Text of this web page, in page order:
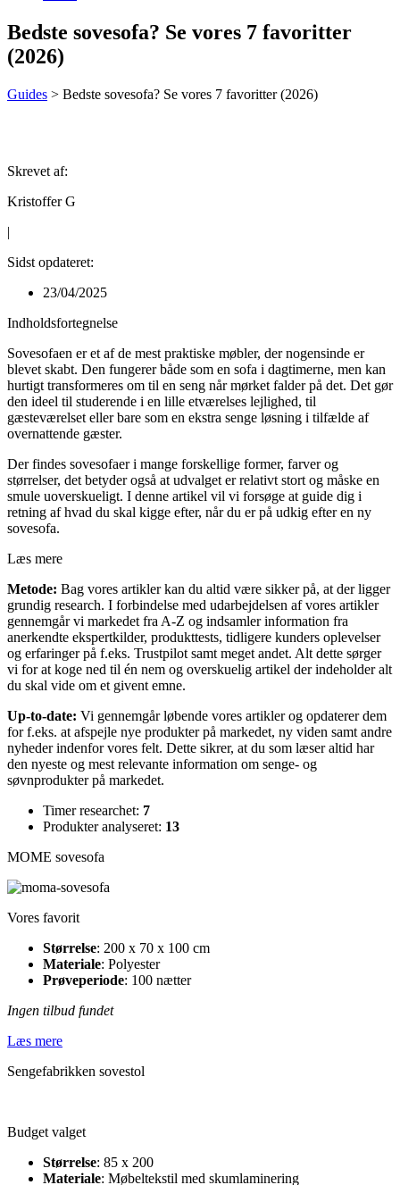
Bedste sovesofa? Se vores 7 favoritter
(2026)
Guides > Bedste sovesofa? Se vores 7 favoritter (2026)
Skrevet af:
Kristoffer G
|
Sidst opdateret:
23/04/2025
Indholdsfortegnelse
Sovesofaen er et af de mest praktiske møbler, der nogensinde er
blevet skabt. Den fungerer både som en sofa i dagtimerne, men kan
hurtigt transformeres om til en seng når mørket falder på det. Det gør
den ideel til studerende i en lille etværelses lejlighed, til
gæsteværelset eller bare som en ekstra senge løsning i tilfælde af
overnattende gæster.
Der findes sovesofaer i mange forskellige former, farver og
størrelser, det betyder også at udvalget er relativt stort og måske en
smule uoverskueligt. I denne artikel vil vi forsøge at guide dig i
retning af hvad du skal kigge efter, når du er på udkig efter en ny
sovesofa.
Læs mere
Metode: Bag vores artikler kan du altid være sikker på, at der ligger
grundig research. I forbindelse med udarbejdelsen af vores artikler
gennemgår vi markedet fra A-Z og indsamler information fra
anerkendte ekspertkilder, produkttests, tidligere kunders oplevelser
og erfaringer på f.eks. Trustpilot samt meget andet. Alt dette sørger
vi for at koge ned til én nem og overskuelig artikel der indeholder alt
du skal vide om et givent emne.
Up-to-date: Vi gennemgår løbende vores artikler og opdaterer dem
for f.eks. at afspejle nye produkter på markedet, ny viden samt andre
nyheder indenfor vores felt. Dette sikrer, at du som læser altid har
den nyeste og mest relevante information om senge- og
søvnprodukter på markedet.
Timer researchet: 7
Produkter analyseret: 13
MOME sovesofa
Vores favorit
Størrelse: 200 x 70 x 100 cm
Materiale: Polyester
Prøveperiode: 100 nætter
Ingen tilbud fundet
Læs mere
Sengefabrikken sovestol
Budget valget
Størrelse: 85 x 200
Materiale: Møbeltekstil med skumlaminering